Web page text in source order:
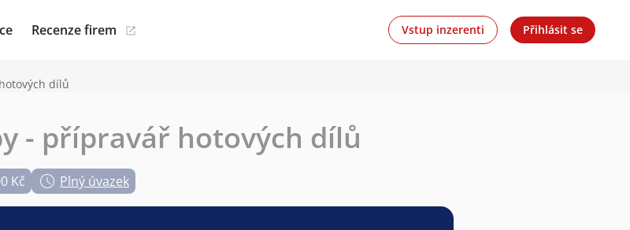
Recenze firem Vstup inzerenti Přihlásit se
dílů
- přípravář hotových dílů
Kč Plný úvazek